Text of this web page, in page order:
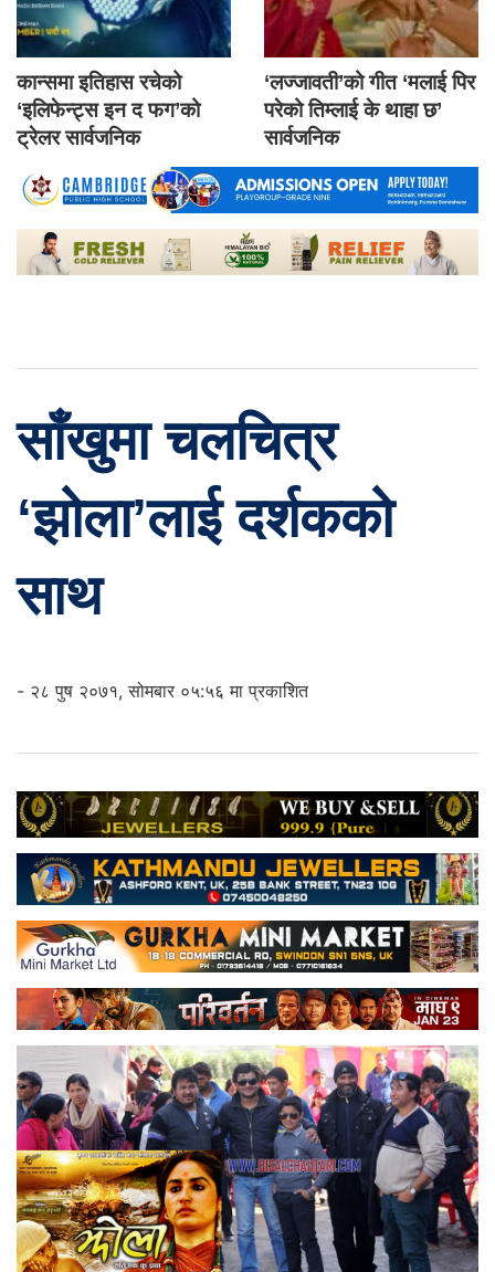
कान्समा इतिहास रचेको
‘इलिफेन्ट्स इन द फग’को
ट्रेलर सार्वजनिक
‘लज्जावती’को गीत ‘मलाई पिर
परेको तिम्लाई के थाहा छ’
सार्वजनिक
साँखुमा चलचित्र
‘झोला’लाई दर्शकको
साथ
- २८ पुष २०७१, सोमबार ०५:५६ मा प्रकाशित